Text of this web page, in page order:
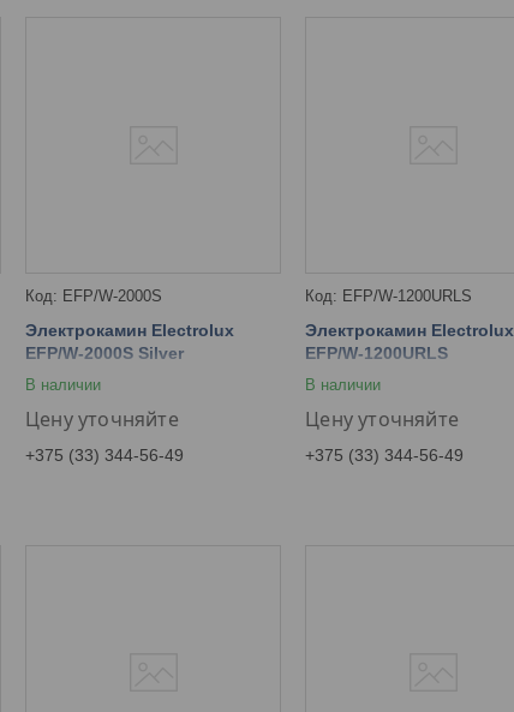
EFP/W-2000S
Электрокамин Electrolux
EFP/W-2000S Silver
В наличии
Цену уточняйте
+375 (33) 344-56-49
EFP/W-1200URLS
Электрокамин Electrolux
EFP/W-1200URLS
В наличии
Цену уточняйте
+375 (33) 344-56-49